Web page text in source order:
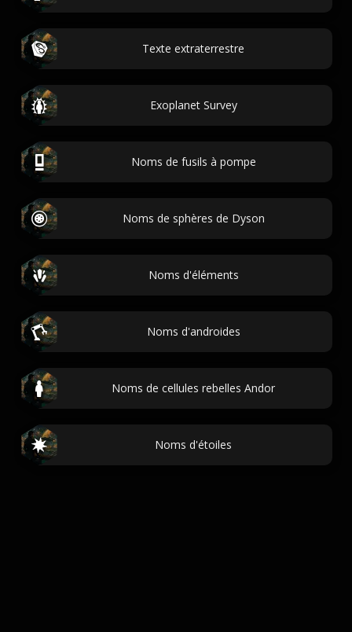
Texte extraterrestre
Exoplanet Survey
Noms de fusils à pompe
Noms de sphères de Dyson
Noms d'éléments
Noms d'androides
Noms de cellules rebelles Andor
Noms d'étoiles